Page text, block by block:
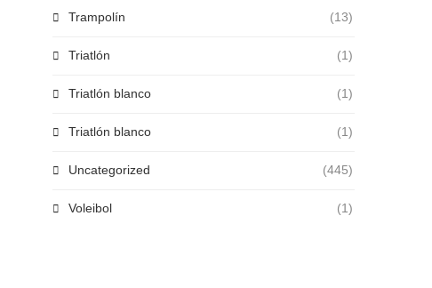
Trampolín (13)
Triatlón (1)
Triatlón blanco (1)
Triatlón blanco (1)
Uncategorized (445)
Voleibol (1)